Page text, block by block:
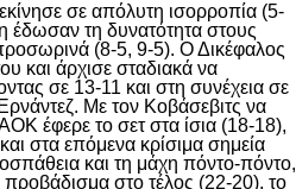
σε απόλυτη ισορροπία (5-
τη δυνατότητα στους
(8-5, 9-5). Ο Δικέφαλος
και άρχισε σταδιακά να
σε 13-11 και στη συνέχεια σε
Με τον Κοβάσεβιτς να
έφερε το σετ στα ίσια (18-18),
στα επόμενα κρίσιμα σημεία
και τη μάχη πόντο-πόντο,
στο τέλος (22-20), το